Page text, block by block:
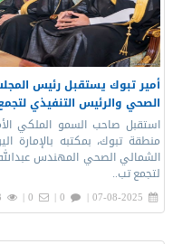
أمير تبوك يستقبل رئيس
الصحي والرئيس التنفيذي
استقبل صاحب السمو الملكي
منطقة تبوك، بمكتبه بالإمارة
الشمالي الصحي المهندس
لتجمع تب..
07-08-2025 |
0 |
0 |